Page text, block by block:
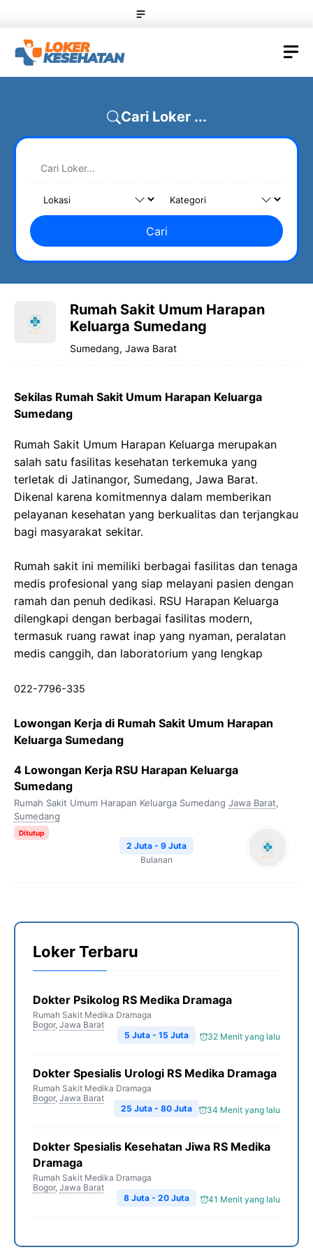
content
Cari Loker ...
Cari
Rumah Sakit Umum Harapan
Keluarga Sumedang
Sumedang, Jawa Barat
Sekilas Rumah Sakit Umum Harapan Keluarga
Sumedang
Rumah Sakit Umum Harapan Keluarga merupakan
salah satu fasilitas kesehatan terkemuka yang
terletak di Jatinangor, Sumedang, Jawa Barat.
Dikenal karena komitmennya dalam memberikan
pelayanan kesehatan yang berkualitas dan terjangkau
bagi masyarakat sekitar.
Rumah sakit ini memiliki berbagai fasilitas dan tenaga
medis profesional yang siap melayani pasien dengan
ramah dan penuh dedikasi. RSU Harapan Keluarga
dilengkapi dengan berbagai fasilitas modern,
termasuk ruang rawat inap yang nyaman, peralatan
medis canggih, dan laboratorium yang lengkap
022-7796-335
Lowongan Kerja di Rumah Sakit Umum Harapan
Keluarga Sumedang
4 Lowongan Kerja RSU Harapan Keluarga
Sumedang
Rumah Sakit Umum Harapan Keluarga Sumedang Jawa Barat,
Sumedang
Ditutup
2 Juta - 9 Juta
Bulanan
Loker Terbaru
Dokter Psikolog RS Medika Dramaga
Rumah Sakit Medika Dramaga
Bogor, Jawa Barat
32 Menit yang lalu
5 Juta - 15 Juta
Dokter Spesialis Urologi RS Medika Dramaga
Rumah Sakit Medika Dramaga
Bogor, Jawa Barat
34 Menit yang lalu
25 Juta - 80 Juta
Dokter Spesialis Kesehatan Jiwa RS Medika
Dramaga
Rumah Sakit Medika Dramaga
Bogor, Jawa Barat
41 Menit yang lalu
8 Juta - 20 Juta